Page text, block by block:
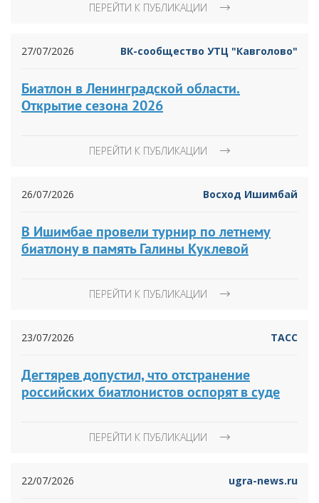
ПЕРЕЙТИ К ПУБЛИКАЦИИ
27/07/2026 ВК-сообщество УТЦ "Кавголово"
Биатлон в Ленинградской области.
Открытие сезона 2026
ПЕРЕЙТИ К ПУБЛИКАЦИИ
26/07/2026 Восход Ишимбай
В Ишимбае провели турнир по летнему
биатлону в память Галины Куклевой
ПЕРЕЙТИ К ПУБЛИКАЦИИ
23/07/2026 ТАСС
Дегтярев допустил, что отстранение
российских биатлонистов оспорят в суде
ПЕРЕЙТИ К ПУБЛИКАЦИИ
22/07/2026 ugra-news.ru